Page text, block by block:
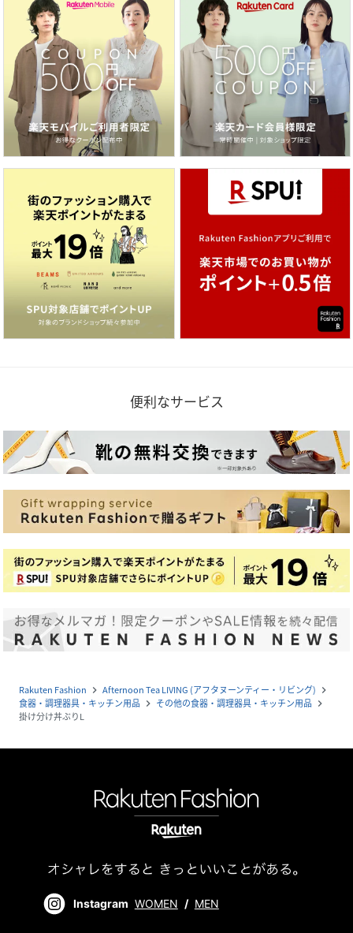
便利なサービス
Rakuten Fashion navigate_next Afternoon Tea LIVING (アフタヌーンティー・リビング) navigate_next
食器・調理器具・キッチン用品 navigate_next その他の食器・調理器具・キッチン用品 navigate_next
掛け分け丼ぶりL
Instagram WOMEN / MEN